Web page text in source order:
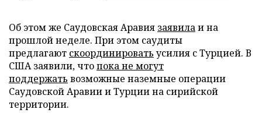
Об этом же Саудовская Аравия заявилаи на
прошлой неделе. При этом саудиты
предлагают скоординировать усилия с Турцией. В
США заявили, чтопока не могут
поддержать возможные наземные операции
Саудовской Аравии и Турции на сирийской
территории.